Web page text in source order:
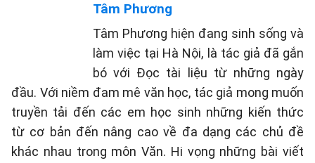
Tâm Phương
Tâm Phương hiện đang sinh sống và
làm việc tại Hà Nội, là tác giả đã gắn
bó với Đọc tài liệu từ những ngày
đầu. Với niềm đam mê văn học, tác giả mong muốn
truyền tải đến các em học sinh những kiến thức
từ cơ bản đến nâng cao về đa dạng các chủ đề
khác nhau trong môn Văn. Hi vọng những bài viết